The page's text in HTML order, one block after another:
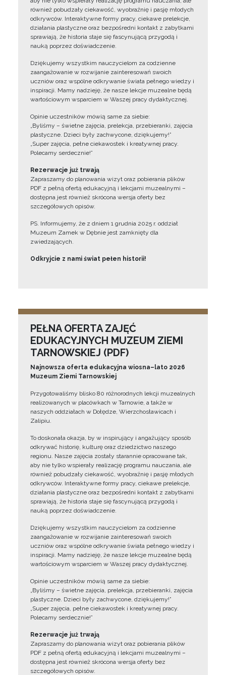
również pobudzały ciekawość, wyobraźnię i pasję młodych
odkrywców. Interaktywne formy pracy, ciekawe prelekcje,
działania plastyczne oraz bezpośredni kontakt z zabytkami
sprawiają, że historia staje się fascynującą przygodą i
nauką poprzez doświadczenie.
Dziękujemy wszystkim nauczycielom za codzienne
zaangażowanie w rozwijanie zainteresowań swoich
uczniów oraz wspólne odkrywanie świata pełnego wiedzy i
inspiracji. Mamy nadzieję, że nasze lekcje muzealne będą
wartościowym wsparciem w Waszej pracy dydaktycznej.
Opinie uczestników mówią same za siebie:
„Byliśmy – świetne zajęcia, prelekcja, przebieranki, zajęcia
plastyczne. Dzieci były zachwycone, dziękujemy!”
„Super zajęcia, pełne ciekawostek i kreatywnej pracy.
Polecamy serdecznie!”
Rezerwacje już trwają
Zapraszamy do planowania wizyt oraz pobierania plików
PDF z pełną ofertą edukacyjną i lekcjami muzealnymi –
dostępna jest również skrócona wersja oferty bez
szczegółowych opisów.
PS. Informujemy, że z dniem 1 grudnia 2025 r. oddział
Muzeum Zamek w Dębnie jest zamknięty dla
zwiedzających.
Odkryjcie z nami świat pełen historii!
PEŁNA OFERTA ZAJĘĆ
EDUKACYJNYCH MUZEUM ZIEMI
TARNOWSKIEJ (PDF)
Najnowsza oferta edukacyjna wiosna–lato 2026
Muzeum Ziemi Tarnowskiej
Przygotowaliśmy blisko 80 różnorodnych lekcji muzealnych
realizowanych w placówkach w Tarnowie, a także w
naszych oddziałach w Dołędze, Wierzchosławicach i
Zalipiu.
To doskonała okazja, by w inspirujący i angażujący sposób
odkrywać historię, kulturę oraz dziedzictwo naszego
regionu. Nasze zajęcia zostały starannie opracowane tak,
aby nie tylko wspierały realizację programu nauczania, ale
również pobudzały ciekawość, wyobraźnię i pasję młodych
odkrywców. Interaktywne formy pracy, ciekawe prelekcje,
działania plastyczne oraz bezpośredni kontakt z zabytkami
sprawiają, że historia staje się fascynującą przygodą i
nauką poprzez doświadczenie.
Dziękujemy wszystkim nauczycielom za codzienne
zaangażowanie w rozwijanie zainteresowań swoich
uczniów oraz wspólne odkrywanie świata pełnego wiedzy i
inspiracji. Mamy nadzieję, że nasze lekcje muzealne będą
wartościowym wsparciem w Waszej pracy dydaktycznej.
Opinie uczestników mówią same za siebie:
„Byliśmy – świetne zajęcia, prelekcja, przebieranki, zajęcia
plastyczne. Dzieci były zachwycone, dziękujemy!”
„Super zajęcia, pełne ciekawostek i kreatywnej pracy.
Polecamy serdecznie!”
Rezerwacje już trwają
Zapraszamy do planowania wizyt oraz pobierania plików
PDF z pełną ofertą edukacyjną i lekcjami muzealnymi –
dostępna jest również skrócona wersja oferty bez
szczegółowych opisów.